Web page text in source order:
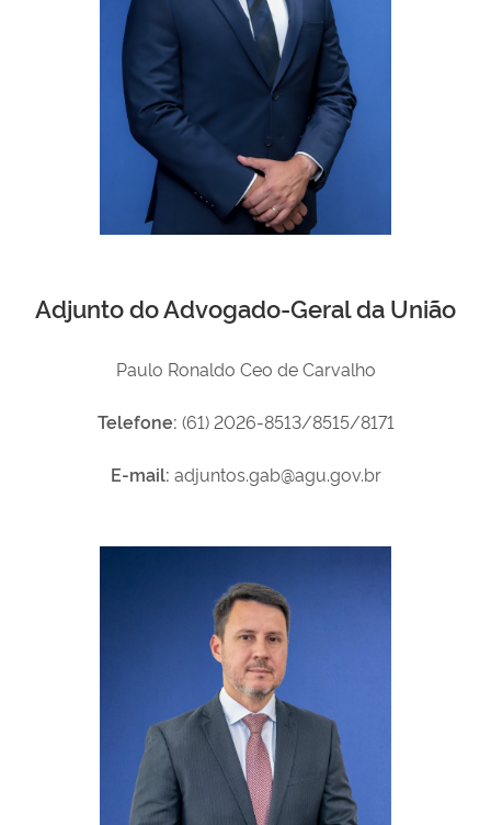
Adjunto do Advogado-Geral da União
Paulo Ronaldo Ceo de Carvalho
Telefone: (61) 2026-8513/8515/8171
E-mail: adjuntos.gab@agu.gov.br